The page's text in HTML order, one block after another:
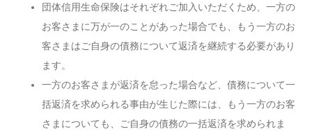
団体信用生命保険はそれぞれご加入いただくため、一方の
お客さまに万が一のことがあった場合でも、もう一方のお
客さまはご自身の債務について返済を継続する必要があり
ます。
一方のお客さまが返済を怠った場合など、債務について一
括返済を求められる事由が生じた際には、もう一方のお客
さまについても、ご自身の債務の一括返済を求められま